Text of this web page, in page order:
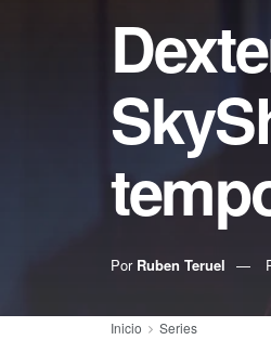
Por Ruben Teruel
Inicio Series